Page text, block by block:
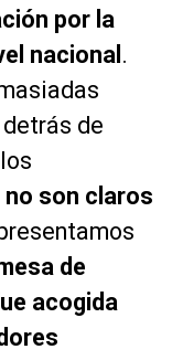
por la
nacional .
de
no son claros
de
acogida